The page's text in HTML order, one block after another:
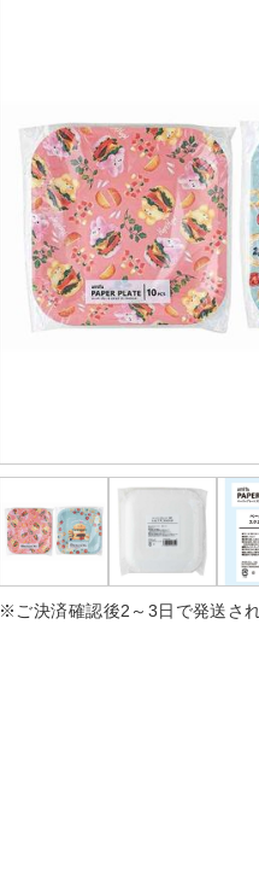
※ご決済確認後2～3日で発送さ